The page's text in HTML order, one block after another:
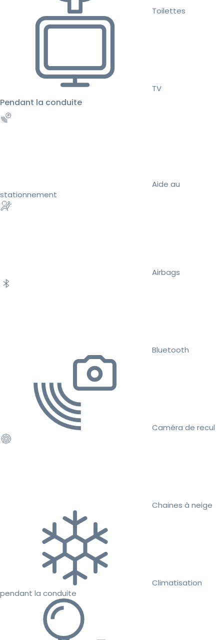
Toilettes
TV
Pendant la conduite
Aide au
stationnement
Airbags
Bluetooth
Caméra de recul
Chaines à neige
Climatisation
pendant la conduite